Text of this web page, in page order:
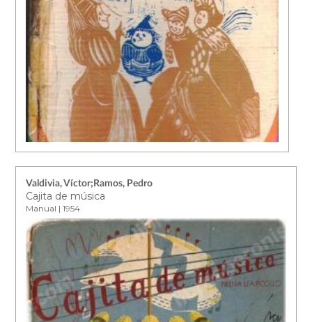
Valdivia, Víctor;Ramos, Pedro
Cajita de música
Manual | 1954